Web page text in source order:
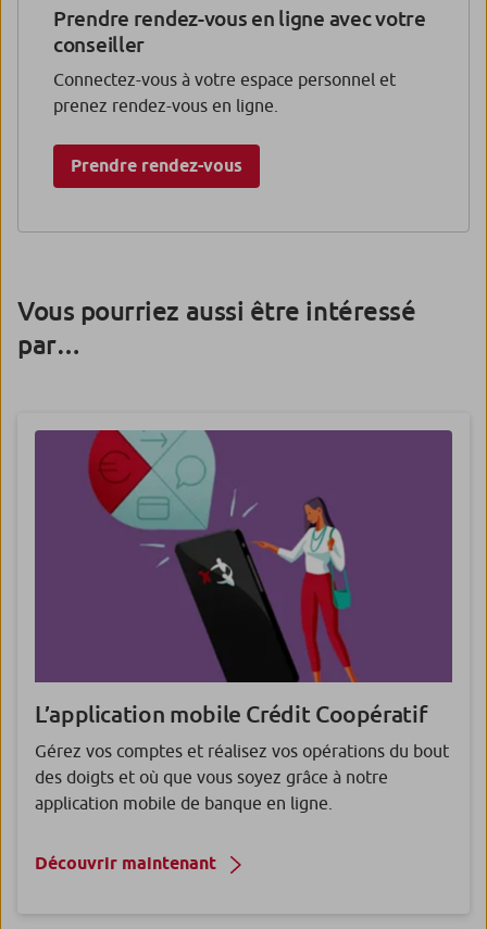
Prendre rendez-vous en ligne avec votre
conseiller
Connectez-vous à votre espace personnel et
prenez rendez-vous en ligne.
Prendre rendez-vous
Vous pourriez aussi être intéressé
par…
L’application mobile Crédit Coopératif
Gérez vos comptes et réalisez vos opérations du bout
des doigts et où que vous soyez grâce à notre
application mobile de banque en ligne.
Découvrir maintenant